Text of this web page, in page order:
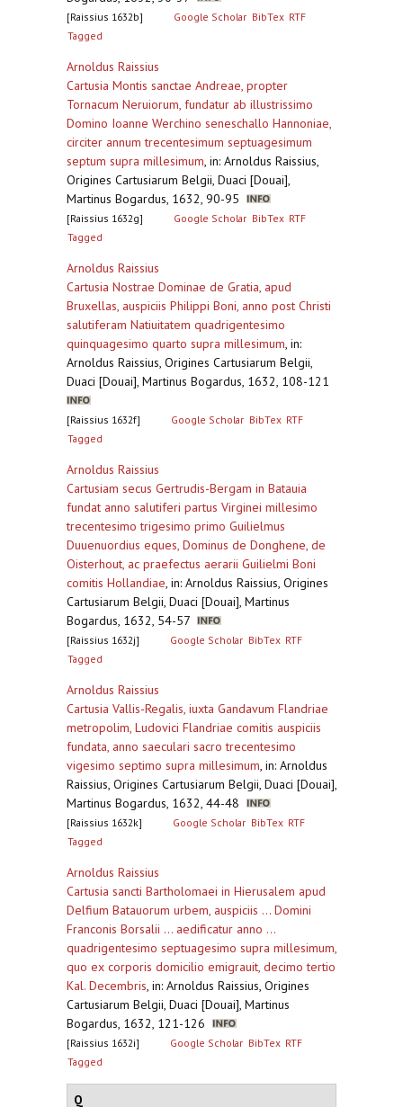
[Raissius 1632b] Google Scholar BibTex RTF
Tagged
Arnoldus Raissius
Cartusia Montis sanctae Andreae, propter
Tornacum Neruiorum, fundatur ab illustrissimo
Domino Ioanne Werchino seneschallo Hannoniae,
circiter annum trecentesimum septuagesimum
septum supra millesimum, in: Arnoldus Raissius,
Origines Cartusiarum Belgii, Duaci [Douai],
Martinus Bogardus, 1632, 90-95
[Raissius 1632g] Google Scholar BibTex RTF
Tagged
Arnoldus Raissius
Cartusia Nostrae Dominae de Gratia, apud
Bruxellas, auspiciis Philippi Boni, anno post Christi
salutiferam Natiuitatem quadrigentesimo
quinquagesimo quarto supra millesimum, in:
Arnoldus Raissius, Origines Cartusiarum Belgii,
Duaci [Douai], Martinus Bogardus, 1632, 108-121
[Raissius 1632f] Google Scholar BibTex RTF
Tagged
Arnoldus Raissius
Cartusiam secus Gertrudis-Bergam in Batauia
fundat anno salutiferi partus Virginei millesimo
trecentesimo trigesimo primo Guilielmus
Duuenuordius eques, Dominus de Donghene, de
Oisterhout, ac praefectus aerarii Guilielmi Boni
comitis Hollandiae, in: Arnoldus Raissius, Origines
Cartusiarum Belgii, Duaci [Douai], Martinus
Bogardus, 1632, 54-57
[Raissius 1632j] Google Scholar BibTex RTF
Tagged
Arnoldus Raissius
Cartusia Vallis-Regalis, iuxta Gandavum Flandriae
metropolim, Ludovici Flandriae comitis auspiciis
fundata, anno saeculari sacro trecentesimo
vigesimo septimo supra millesimum, in: Arnoldus
Raissius, Origines Cartusiarum Belgii, Duaci [Douai],
Martinus Bogardus, 1632, 44-48
[Raissius 1632k] Google Scholar BibTex RTF
Tagged
Arnoldus Raissius
Cartusia sancti Bartholomaei in Hierusalem apud
Delfium Batauorum urbem, auspiciis ... Domini
Franconis Borsalii ... aedificatur anno ...
quadrigentesimo septuagesimo supra millesimum,
quo ex corporis domicilio emigrauit, decimo tertio
Kal. Decembris, in: Arnoldus Raissius, Origines
Cartusiarum Belgii, Duaci [Douai], Martinus
Bogardus, 1632, 121-126
[Raissius 1632i] Google Scholar BibTex RTF
Tagged
Q